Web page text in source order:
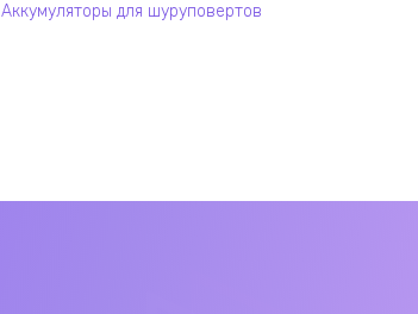
Аккумуляторы для шуруповертов